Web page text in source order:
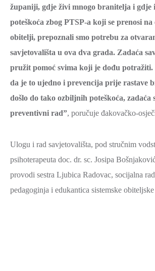
županiji, gdje živi mnogo branitelja i gdje
poteškoća zbog PTSP-a koji se prenosi na
obitelji, prepoznali smo potrebu za
savjetovališta u ova dva grada. Zadaća
pružit pomoć svima koji je dođu
da je to ujedno i prevencija prije rastave
došlo do tako ozbiljnih poteškoća, zadaća
preventivni rad”, poručuje đakovačko-
Ulogu i rad savjetovališta, pod stručnim
psihoterapeuta doc. dr. sc. Josipa
provodi sestra Ljubica Radovac, socijalna
pedagoginja i edukantica sistemske